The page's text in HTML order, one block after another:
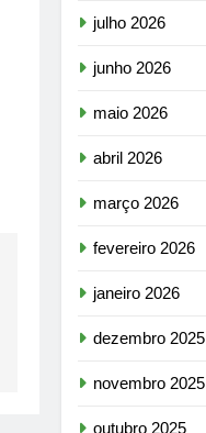
julho 2026
junho 2026
maio 2026
abril 2026
março 2026
fevereiro 2026
janeiro 2026
dezembro 2025
novembro 2025
outubro 2025